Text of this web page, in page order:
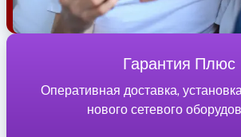
Гарантия Плюс
Оперативная доставка,
нового сетевого